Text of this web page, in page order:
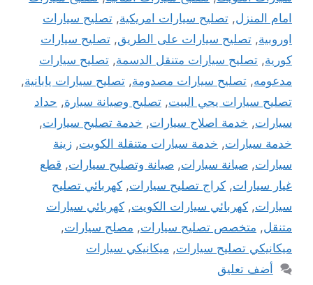
امام المنزل, تصليح سيارات امريكية, تصليح سيارات
اوروبية, تصليح سيارات على الطريق, تصليح سيارات
كورية, تصليح سيارات متنقل الدسمة, تصليح سيارات
مدعومه, تصليح سيارات مصدومة, تصليح سيارات يابانية,
تصليح سيارات يجي البيت, تصليح وصيانة سيارة, حداد
سيارات, خدمة اصلاح سيارات, خدمة تصليح سيارات,
خدمة سيارات, خدمة سيارات متنقلة الكويت, زينة
سيارات, صيانة سيارات, صيانة وتصليح سيارات, قطع
غيار سيارات, كراج تصليح سيارات, كهربائي تصليح
سيارات, كهربائي سيارات الكويت, كهربائي سيارات
متنقل, متخصص تصليح سيارات, مصلح سيارات,
ميكانيكي تصليح سيارات, ميكانيكي سيارات
أضف تعليق